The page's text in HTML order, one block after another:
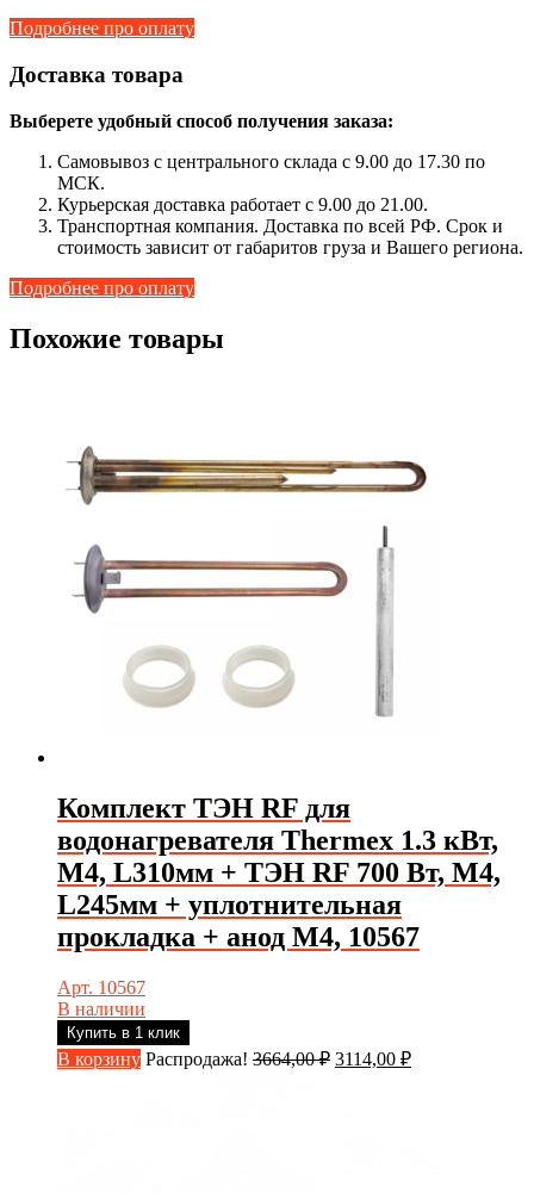
Подробнее про оплату
Доставка товара
Выберете удобный способ получения заказа:
Самовывоз с центрального склада с 9.00 до 17.30 по
МСК.
Курьерская доставка работает с 9.00 до 21.00.
Транспортная компания. Доставка по всей РФ. Срок и
стоимость зависит от габаритов груза и Вашего региона.
Подробнее про оплату
Похожие товары
Комплект ТЭН RF для
водонагревателя Thermex 1.3 кВт,
М4, L310мм + ТЭН RF 700 Вт, М4,
L245мм + уплотнительная
прокладка + анод М4, 10567
Арт. 10567
В наличии
Купить в 1 клик
В корзину Распродажа! 3664,00₽ Первоначальная
3114,00 ₽Текущая